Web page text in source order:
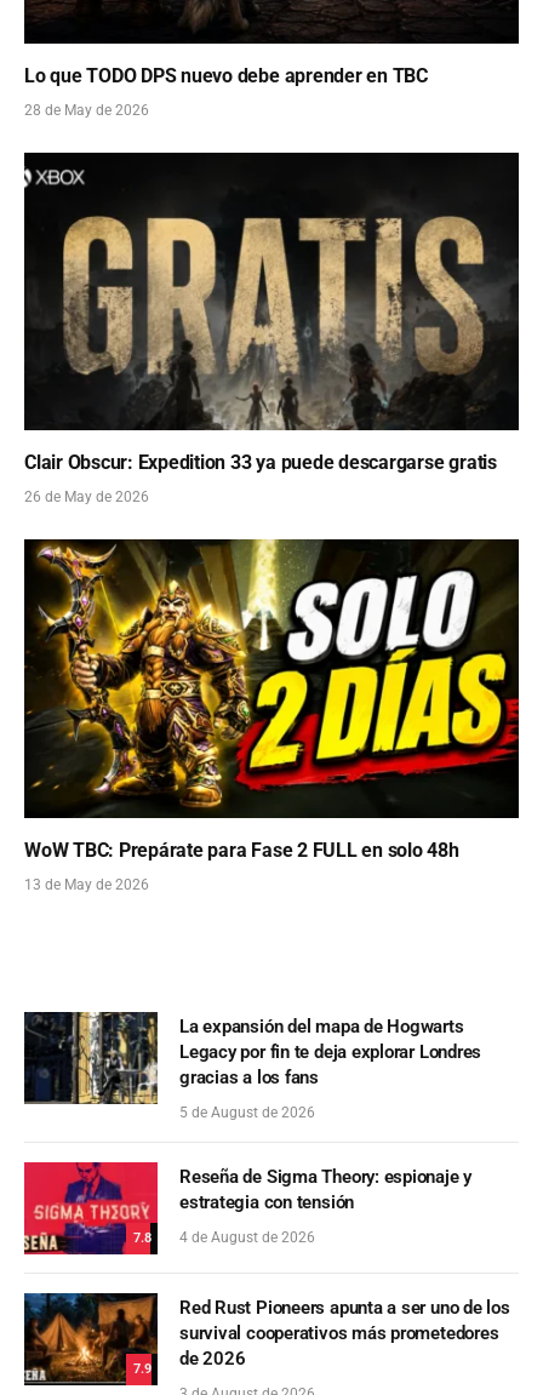
Lo que TODO DPS nuevo debe aprender en TBC
28 de May de 2026
Clair Obscur: Expedition 33 ya puede descargarse gratis
26 de May de 2026
WoW TBC: Prepárate para Fase 2 FULL en solo 48h
13 de May de 2026
La expansión del mapa de Hogwarts
Legacy por fin te deja explorar Londres
gracias a los fans
5 de August de 2026
7.8
Reseña de Sigma Theory: espionaje y
estrategia con tensión
4 de August de 2026
7.9
Red Rust Pioneers apunta a ser uno de los
survival cooperativos más prometedores
de 2026